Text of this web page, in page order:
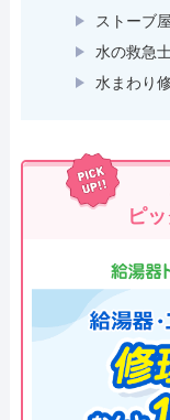
ストーブ
水の救急
水まわり
ピ